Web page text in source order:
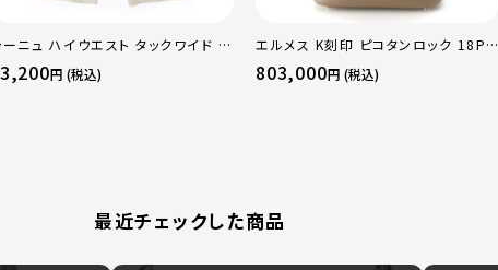
ーニュ ハイウエスト タックワイド パ
ツ ボトムス オフホワイト 0
円 (税込)
エルメス K刻印 ピコタンロック 18PM
トリヨン ハンドバッグ ゴールド金具 エ
トゥープ
803,000円 (税込)
最近チェックした商品